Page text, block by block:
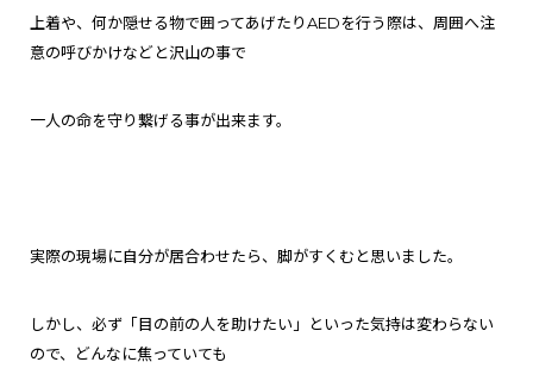
上着や、何か隠せる物で囲ってあげたりAEDを行う際は、周囲へ注
意の呼びかけなどと沢山の事で
一人の命を守り繋げる事が出来ます。
実際の現場に自分が居合わせたら、脚がすくむと思いました。
しかし、必ず「目の前の人を助けたい」といった気持は変わらない
ので、どんなに焦っていても